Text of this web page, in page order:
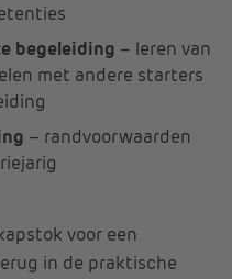
begeleiding – leren van
met andere starters
– randvoorwaarden
voor een
in de praktische